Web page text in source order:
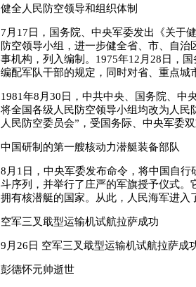
健全人民防空领导和组织体制
7月17日，国务院、中央军委发出《关于
防空领导小组，进一步健全省、市、自
事机构，列入编制。1975年12月28日，
编配军队干部的规定，同时对省、重点
1981年8月30日，中共中央、国务院、中
将全国各级人民防空领导小组均改为人
人民防空委员会”，受国务际、中央军委
中国研制的第一艘核动力潜艇装备部队
8月1日，中央军委发布命令，将中国自
斗序列，并举行了庄严的军旗授予仪式
拥有核潜艇的国家。从此，人民海军进入
空军三叉戢型运输机试航拉萨成功
9月26日 空军三叉戢型运输机试航拉萨成
彭德怀元帅逝世